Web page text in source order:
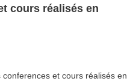
cours réalisés en